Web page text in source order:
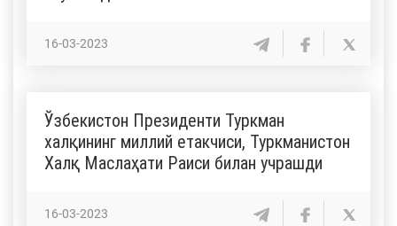
16-03-2023
Ўзбекистон Президенти Туркман
халқининг миллий етакчиси, Туркманистон
Халқ Маслаҳати Раиси билан учрашди
16-03-2023